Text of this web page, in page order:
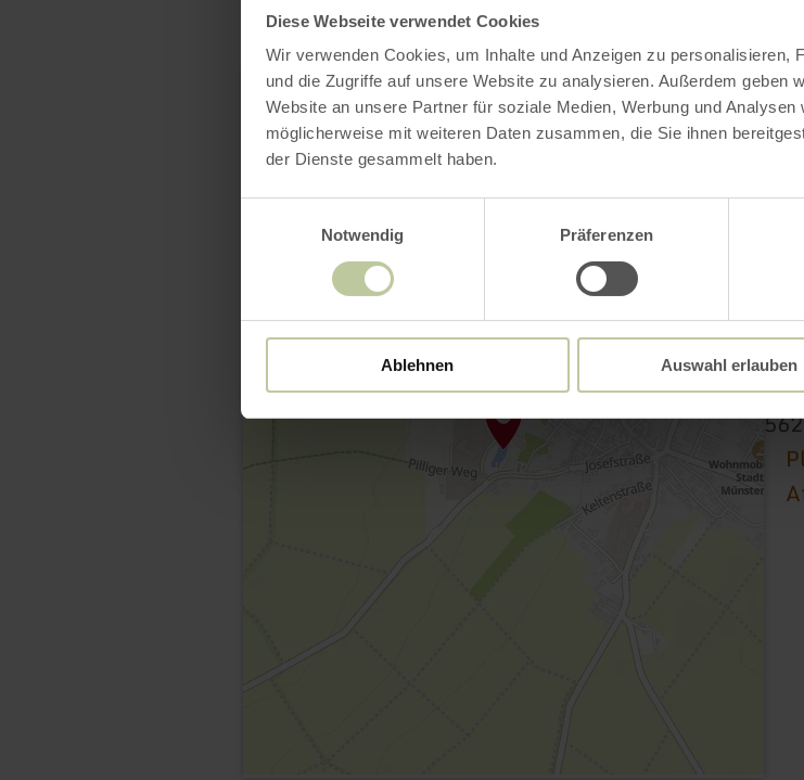
Diese Webseite verwendet Cookies
Wir verwenden Cookies, um Inhalte und Anzeigen zu personalisieren,
und die Zugriffe auf unsere Website zu analysieren. Außerdem geben
Website an unsere Partner für soziale Medien, Werbung und
möglicherweise mit weiteren Daten zusammen, die Sie ihnen
der Dienste gesammelt haben.
Notwendig
Präferenzen
Ablehnen Auswahl erlauben